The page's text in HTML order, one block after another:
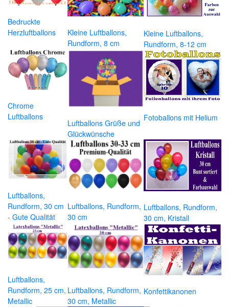
Bedruckte
Herzluftballons
Kleine Luftballons,
Rundform, 8 cm
Kleine Luftballons,
Rundform, 8-12 cm
Chrome
Luftballons
Luftballons Grüße und
Glückwünsche
Fotoballons mit Helium
Luftballons,
Rundform, 30 cm
- Gute Qualität
Luftballons, Rundform,
30 cm
Luftballons, Rundform,
30 cm, Kristall
Luftballons,
Rundform, 25 cm,
Metallic
Luftballons, Rundform,
30 cm, Metallic
Konfettikanonen